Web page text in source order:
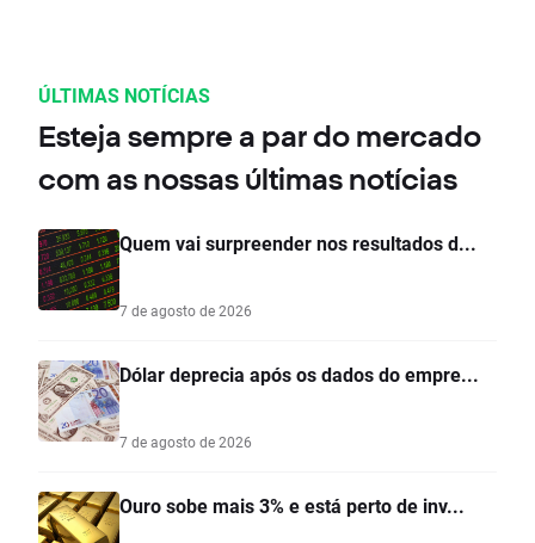
ÚLTIMAS NOTÍCIAS
Esteja sempre a par do mercado
com as nossas últimas notícias
Quem vai surpreender nos resultados d...
7 de agosto de 2026
Dólar deprecia após os dados do empre...
7 de agosto de 2026
Ouro sobe mais 3% e está perto de inv...